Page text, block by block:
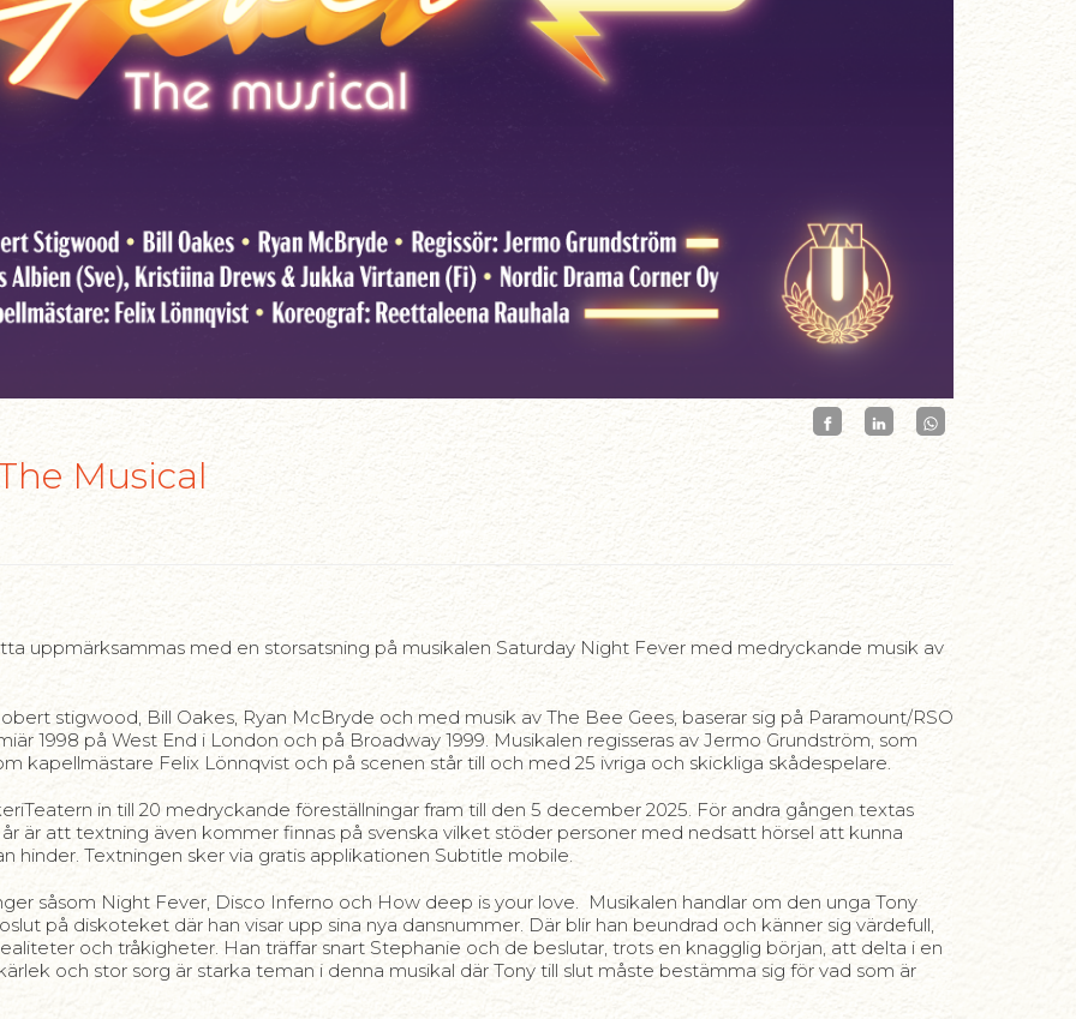
Musical
uppmärksammas med en storsatsning på musikalen Saturday Night Fever med medryckande musik av
stigwood, Bill Oakes, Ryan McBryde och med musik av The Bee Gees, baserar sig på Paramount/RSO
1998 på West End i London och på Broadway 1999. Musikalen regisseras av Jermo Grundström, som
kapellmästare Felix Lönnqvist och på scenen står till och med 25 ivriga och skickliga skådespelare.
in till 20 medryckande föreställningar fram till den 5 december 2025. För andra gången textas
är att textning även kommer finnas på svenska vilket stöder personer med nedsatt hörsel att kunna
Textningen sker via gratis applikationen Subtitle mobile.
såsom Night Fever, Disco Inferno och How deep is your love. Musikalen handlar om den unga Tony
på diskoteket där han visar upp sina nya dansnummer. Där blir han beundrad och känner sig värdefull,
och tråkigheter. Han träffar snart Stephanie och de beslutar, trots en knagglig början, att delta i en
och stor sorg är starka teman i denna musikal där Tony till slut måste bestämma sig för vad som är